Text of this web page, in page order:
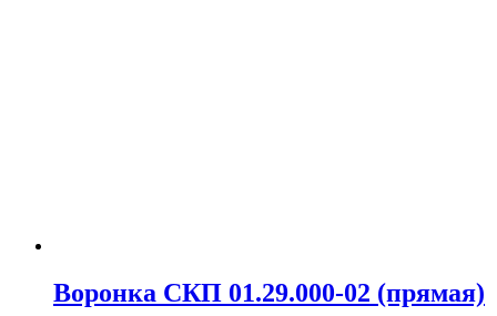
Воронка СКП 01.29.000-02 (прямая)